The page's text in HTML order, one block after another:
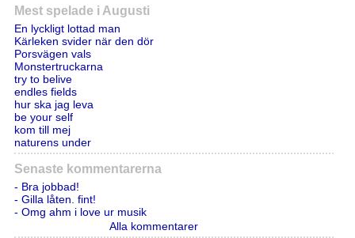
Mest spelade i Augusti
En lyckligt lottad man
Kärleken svider när den dör
Porsvägen vals
Monstertruckarna
try to belive
endles fields
hur ska jag leva
be your self
kom till mej
naturens under
Senaste kommentarerna
- Bra jobbad!
- Gilla låten. fint!
- Omg ahm i love ur musik
Alla kommentarer